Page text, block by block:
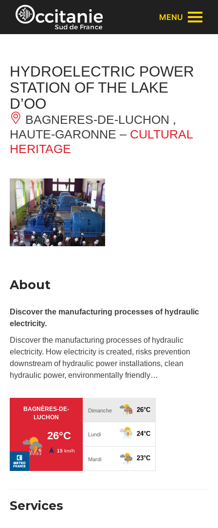
Cookies management panel
MENU
HYDROELECTRIC POWER
STATION OF THE LAKE
D’OO
BAGNERES-DE-LUCHON ,
HAUTE-GARONNE – CULTURAL
HERITAGE
About
Discover the manufacturing processes of hydraulic
electricity.
Discover the manufacturing processes of hydraulic
electricity. How electricity is created, risks prevention
downstream of hydraulic power installations, clean
hydraulic power, environmentally friendly…
Services